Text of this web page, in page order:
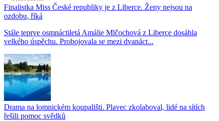
Finalistka Miss České republiky je z Liberce. Ženy nejsou na
ozdobu, říká
Stále teprve osmnáctiletá Amálie Mlčochová z Liberce dosáhla
velkého úspěchu. Probojovala se mezi dvanáct...
Drama na lomnickém koupališti. Plavec zkolaboval, lidé na sítích
řešili pomoc svědků